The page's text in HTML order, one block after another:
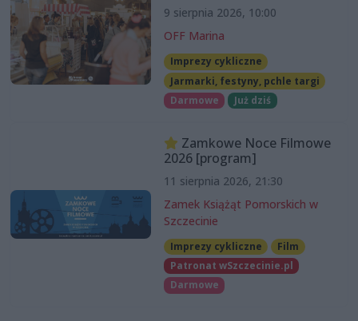
9 sierpnia 2026, 10:00
OFF Marina
Imprezy cykliczne
Jarmarki, festyny, pchle targi
Darmowe
Już dziś
Zamkowe Noce Filmowe
2026 [program]
11 sierpnia 2026, 21:30
Zamek Książąt Pomorskich w
Szczecinie
Imprezy cykliczne
Film
Patronat wSzczecinie.pl
Darmowe